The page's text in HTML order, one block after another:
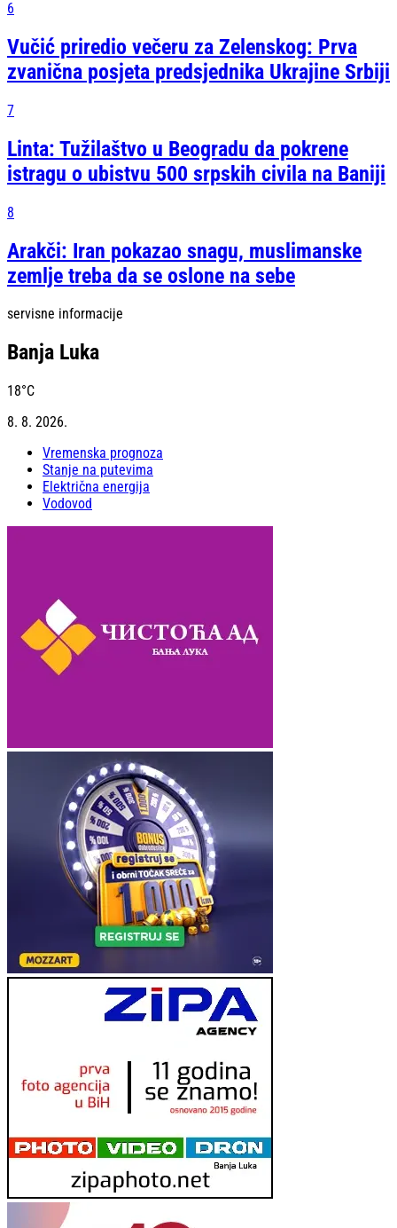
6
Vučić priredio večeru za Zelenskog: Prva
zvanična posjeta predsjednika Ukrajine Srbiji
7
Linta: Tužilaštvo u Beogradu da pokrene
istragu o ubistvu 500 srpskih civila na Baniji
8
Arakči: Iran pokazao snagu, muslimanske
zemlje treba da se oslone na sebe
servisne informacije
Banja Luka
18°C
8. 8. 2026.
Vremenska prognoza
Stanje na putevima
Električna energija
Vodovod